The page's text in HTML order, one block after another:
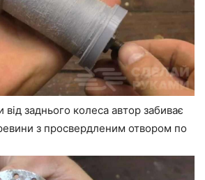
заднього колеса автор забиває
з просвердленим отвором по